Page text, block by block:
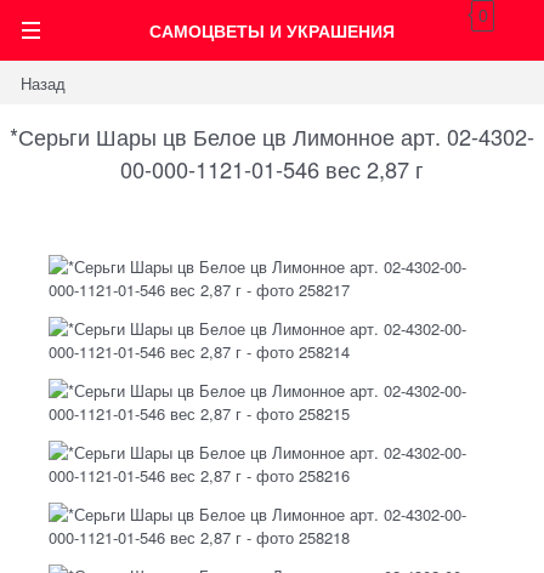
САМОЦВЕТЫ И УКРАШЕНИЯ
0
Назад
*Серьги Шары цв Белое цв Лимонное арт. 02-4302-
00-000-1121-01-546 вес 2,87 г